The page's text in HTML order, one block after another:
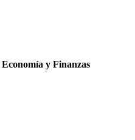
y Finanzas